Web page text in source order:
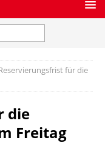
für die
die
Freitag